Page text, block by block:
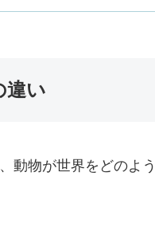
違い
動物が世界をどのよ